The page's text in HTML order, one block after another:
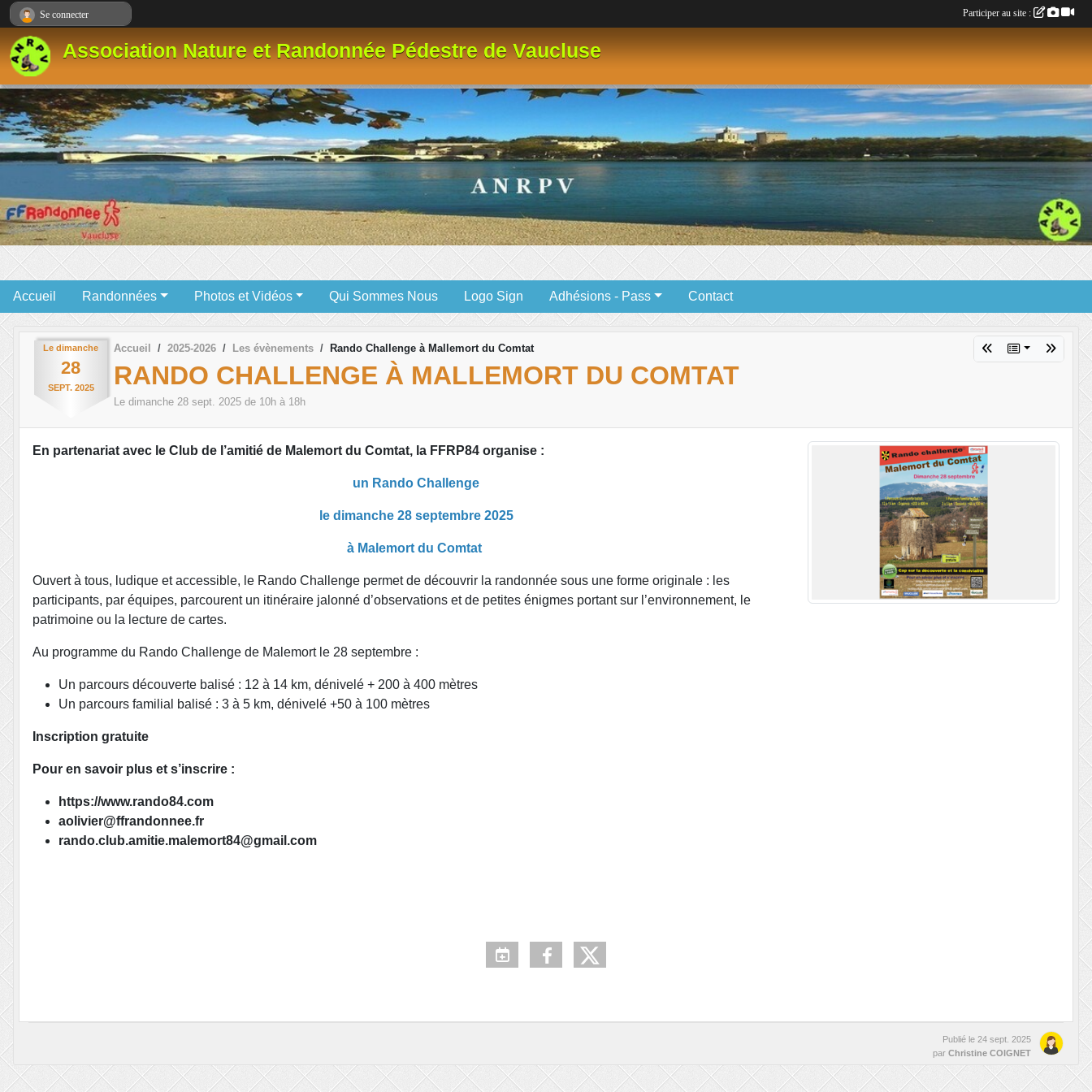
Association Nature et Randonnée Pédestre de Vaucluse
Accueil Randonnées Photos et Vidéos Qui Sommes Nous Logo Sign Adhésions - Pass Contact
Le dimanche
28
SEPT. 2025
Accueil 2025-2026 Les évènements Rando Challenge à Mallemort du Comtat
RANDO CHALLENGE À MALLEMORT DU COMTAT
Le dimanche 28 sept. 2025 de 10h à 18h
En partenariat avec le Club de l’amitié de Malemort du Comtat, la FFRP84 organise :
un Rando Challenge
le dimanche 28 septembre 2025
à Malemort du Comtat
Ouvert à tous, ludique et accessible, le Rando Challenge permet de découvrir la randonnée sous une forme originale : les
participants, par équipes, parcourent un itinéraire jalonné d’observations et de petites énigmes portant sur l’environnement, le
patrimoine ou la lecture de cartes.
Au programme du Rando Challenge de Malemort le 28 septembre :
Un parcours découverte balisé : 12 à 14 km, dénivelé + 200 à 400 mètres
Un parcours familial balisé : 3 à 5 km, dénivelé +50 à 100 mètres
Inscription gratuite
Pour en savoir plus et s’inscrire :
https://www.rando84.com
aolivier@ffrandonnee.fr
rando.club.amitie.malemort84@gmail.com
Publié le 24 sept. 2025
par Christine COIGNET
Se connecter Participer au site :
Panneau de gestion des cookies